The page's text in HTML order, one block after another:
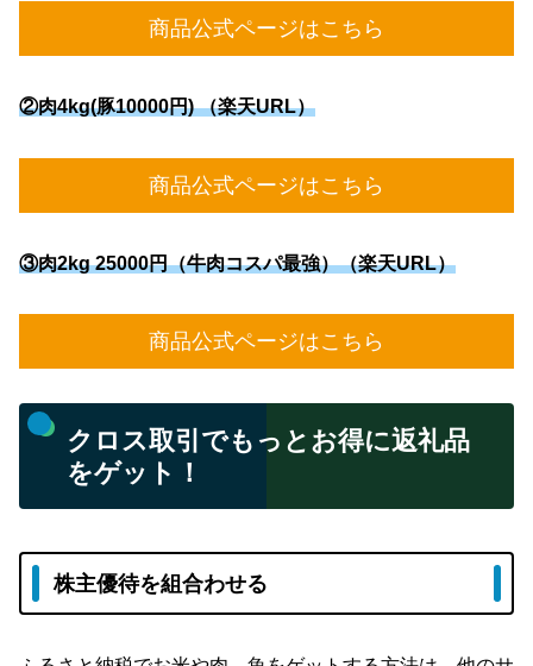
商品公式ページはこちら
②肉4kg(豚10000円) （楽天URL）
商品公式ページはこちら
③肉2kg 25000円（牛肉コスパ最強）（楽天URL）
商品公式ページはこちら
クロス取引でもっとお得に返礼品
をゲット！
株主優待を組合わせる